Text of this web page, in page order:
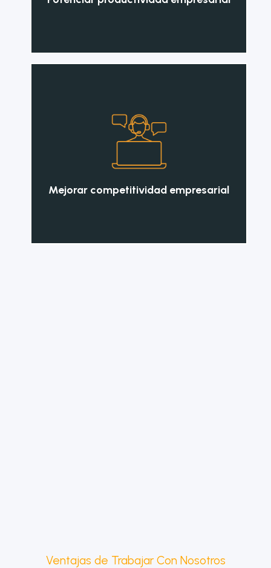
Mejorar competitividad empresarial
Ventajas de Trabajar Con Nosotros